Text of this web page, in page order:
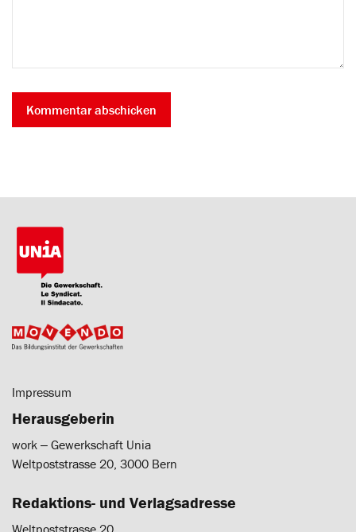
Impressum
Herausgeberin
work ‒ Gewerkschaft Unia
Weltpoststrasse 20, 3000 Bern
Redaktions- und Verlagsadresse